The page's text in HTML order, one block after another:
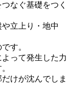
なぐ基礎をつく
立上り・地中
す。
って発生した力
けが沈んでしま